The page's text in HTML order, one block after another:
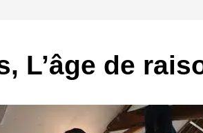
L’âge de